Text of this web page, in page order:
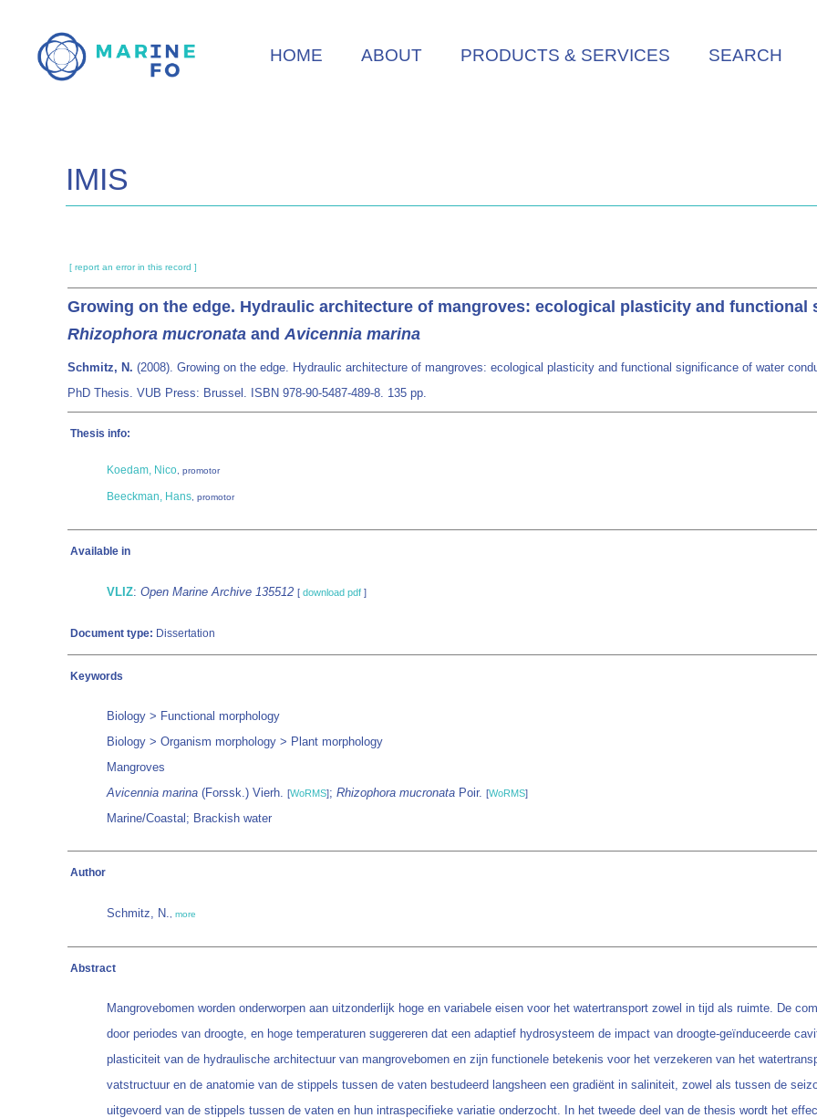
main
HOME ABOUT PRODUCTS & SERVICES SEARCH
IMIS
[ report an error in this record ]
Growing on the edge. Hydraulic architecture of mangroves: ecological plasticity and
Rhizophora mucronata andAvicennia marina
Schmitz, N. (2008). Growing on the edge. Hydraulic architecture of mangroves: ecological plasticity and functional significance of water
PhD Thesis. VUB Press: Brussel. ISBN 978-90-5487-489-8. 135 pp.
Thesis info:
Koedam, Nico , promotor
Beeckman, Hans , promotor
Available in
VLIZ: Open Marine Archive 135512 [ download pdf ]
Document type: Dissertation
Keywords
Biology > Functional morphology
Biology > Organism morphology > Plant morphology
Mangroves
Avicennia marina (Forssk.) Vierh. [WoRMS]; Rhizophora mucronata Poir. [WoRMS]
Marine/Coastal; Brackish water
Author
Schmitz, N. more
Abstract
Mangrovebomen worden onderworpen aan uitzonderlijk hoge en variabele eisen voor het watertransport zowel in tijd als ruimte. De
door periodes van droogte, en hoge temperaturen suggereren dat een adaptief hydrosysteem de impact van droogte-geïnduceerde
plasticiteit van de hydraulische architectuur van mangrovebomen en zijn functionele betekenis voor het verzekeren van het
vatstructuur en de anatomie van de stippels tussen de vaten bestudeerd langsheen een gradiënt in saliniteit, zowel als tussen de
uitgevoerd van de stippels tussen de vaten en hun intraspecifieke variatie onderzocht. In het tweede deel van de thesis wordt het